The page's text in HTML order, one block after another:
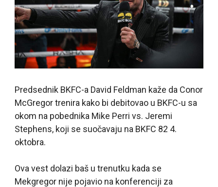
Predsednik BKFC-a David Feldman kaže da Conor
McGregor trenira kako bi debitovao u BKFC-u sa
okom na pobednika Mike Perri vs. Jeremi
Stephens, koji se suočavaju na BKFC 82 4.
oktobra.
Ova vest dolazi baš u trenutku kada se
Mekgregor nije pojavio na konferenciji za